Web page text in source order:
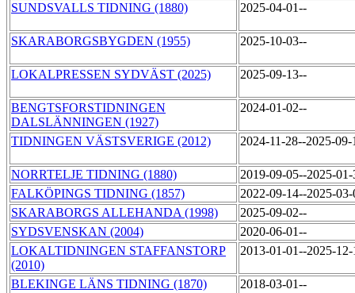
SUNDSVALLS TIDNING (1880) 2025-04-01--
SKARABORGSBYGDEN (1955) 2025-10-03--
LOKALPRESSEN SYDVÄST (2025) 2025-09-13--
BENGTSFORSTIDNINGEN
DALSLÄNNINGEN (1927)
2024-01-02--
TIDNINGEN VÄSTSVERIGE (2012) 2024-11-28--2025-
NORRTELJE TIDNING (1880)
2019-09-05--2025-
FALKÖPINGS TIDNING (1857)
2022-09-14--2025-
SKARABORGS ALLEHANDA (1998)
2025-09-02--
SYDSVENSKAN (2004)
2020-06-01--
LOKALTIDNINGEN STAFFANSTORP
(2010)
2013-01-01--2025-
BLEKINGE LÄNS TIDNING (1870) 2018-03-01--